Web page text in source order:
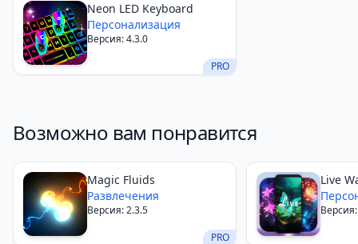
PRO
Neon LED Keyboard
Персонализация
Версия: 4.3.0
Возможно вам понравится
PRO
Magic Fluids
Развлечения
Версия: 2.3.5
Live